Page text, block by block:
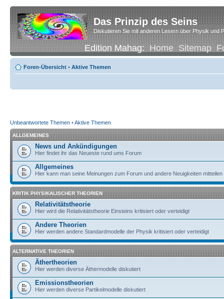
Das Prinzip des Seins
Diskutieren Sie mit anderen Lesern über Physik und
Edition Mahag:Home Sitemap
Foren-Übersicht • Aktive Themen
Unbeantwortete Themen •Aktive Themen
ALLGEMEINES
News und Ankündigungen
Hier findet ihr das Neueste rund ums Forum
Allgemeines
Hier kann man seine Meinungen zum Forum und andere Neuigkeiten mitteilen
KRITIK PHYSIKALISCHER THEORIEN
Relativitätstheorie
Hier wird die Relativitätstheorie Einsteins kritisiert oder verteidigt
Andere Theorien
Hier werden andere Standardmodelle der Physik kritisiert oder verteidigt
ALTERNATIVE THEORIEN
Äthertheorien
Hier werden diverse Äthermodelle diskutiert
Emissionstheorien
Hier werden diverse Partikelmodelle diskutiert